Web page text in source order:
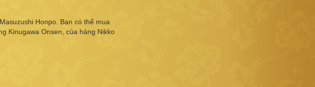
Honpo. Bạn có thể mua
Kinugawa Onsen, của hàng Nikko